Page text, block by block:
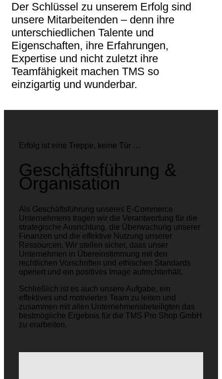
Der Schlüssel zu unserem Erfolg sind
unsere Mitarbeitenden – denn ihre
unterschiedlichen Talente und
Eigenschaften, ihre Erfahrungen,
Expertise und nicht zuletzt ihre
Teamfähigkeit machen TMS so
einzigartig und wunderbar.
Erfolg ist eine Treppe, keine Tür …
Geschäftsführung &
Organisation
Als Geschäftsführung unseres E-Commerce
Unternehmens tragen wir die Verantwortung für die
strategische Ausrichtung, die Überwachung unserer
Finanzen und die effektive Nutzung unserer
Ressourcen. Wir stellen sicher, dass unser
Unternehmen in Übereinstimmung mit den
rechtlichen Vorschriften und ethischen Standards
operiert und ein positives Image aufrechterhält.
Schließlich ist es auch unsere Aufgabe, ein
effektives und motiviertes Team zu leiten und
zusammen mit allen Unternehmensbeteiligten das
bestmögliche Ergebnis für die TMS Pro Shop GmbH
zu erarbeiten.